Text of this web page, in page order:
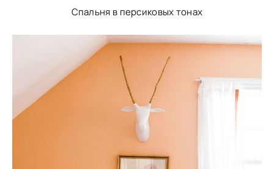
Спальня в персиковых тонах